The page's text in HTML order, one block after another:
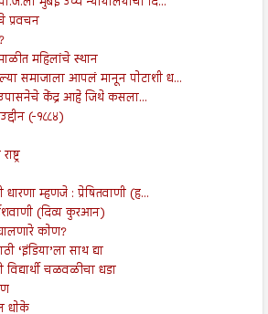
प्रवचन
महिलांचे स्थान
समाजाला आपलं मानून पोटाशी ध...
उपासनेचे केंद्र आहे जिथे कसला...
(-१८८४)
धारणा म्हणजे : प्रेषितवाणी (ह...
(दिव्य कुरआन)
कोण?
‘इंडिया’ला साथ द्या
चळवळीचा धडा
धोके